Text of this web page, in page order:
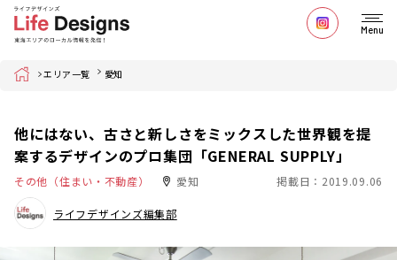
Menu
Home エリア一覧 愛知
他にはない、古さと新しさをミックスした世界観を提
案するデザインのプロ集団「GENERAL SUPPLY」
その他（住まい・不動産） 愛知 掲載日：2019.09.06
ライフデザインズ編集部